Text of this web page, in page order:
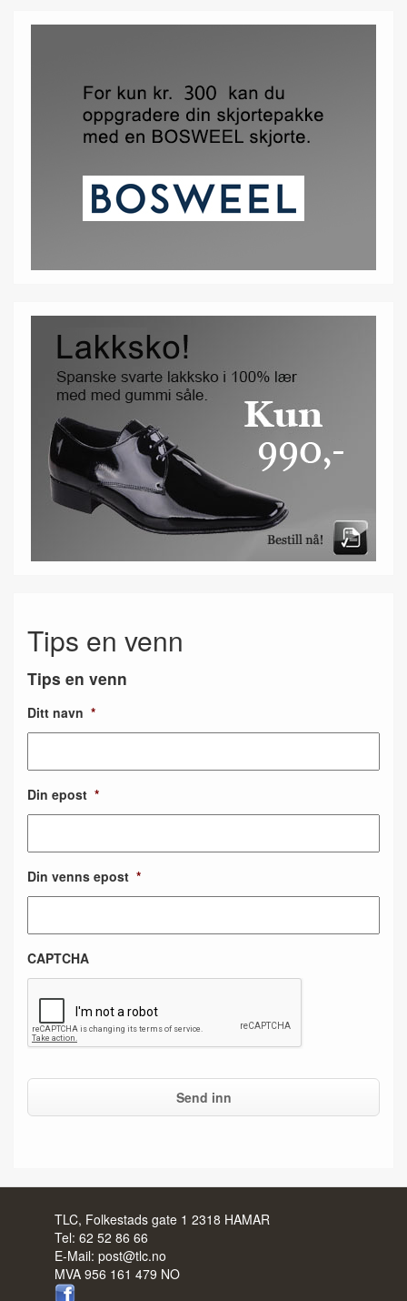
Tips en venn
Tips en venn
Ditt navn *
Din epost *
Din venns epost *
CAPTCHA
TLC, Folkestads gate 1 2318 HAMAR
Tel: 62 52 86 66
E-Mail: post@tlc.no
MVA 956 161 479 NO